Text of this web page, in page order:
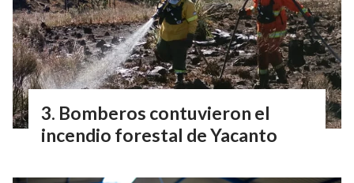
Bomberos contuvieron el
incendio forestal de Yacanto